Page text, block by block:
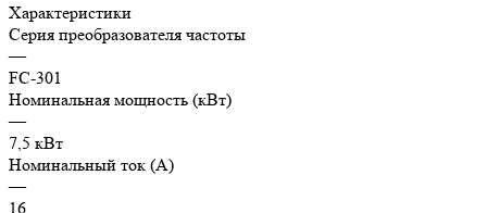
Характеристики
Серия преобразователя частоты
—
FC-301
Номинальная мощность (кВт)
—
7,5 кВт
Номинальный ток (А)
—
16